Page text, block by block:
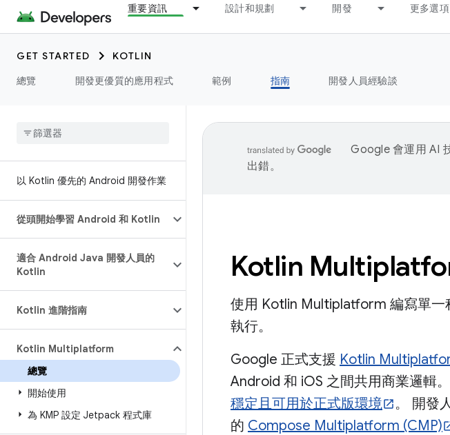
重要資訊 設計和規劃 開發 更多選項
GET STARTED
KOTLIN
總覽
開發更優質的應用程式 範例 指南 開發人員經驗談
以 Kotlin 優先的 Android 開發作業
從頭開始學習 Android 和 Kotlin
適合 Android Java 開發人員的
Kotlin
Kotlin 進階指南
Kotlin Multiplatform
總覽
開始使用
為 KMP 設定 Jetpack 程式庫
Google 會運用 AI
出錯。
Kotlin
使用 Kotlin Multiplatform 編寫單一
執行。
Google 正式支援 Kotlin
Android 和 iOS 之間共用商業邏輯
穩定且可用於正式版環境
。 開發
的 Compose Multiplatform (CMP)